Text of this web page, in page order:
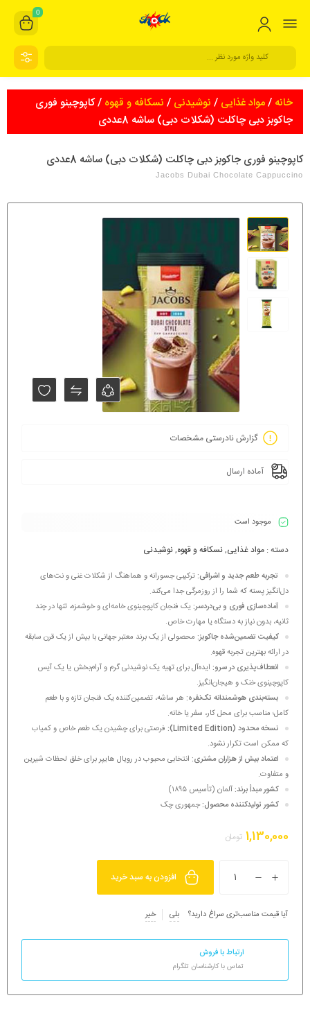
0
خانه /مواد غذایی / نوشیدنی / نسکافه و قهوه / کاپوچینو فوری
جاکوبز دبی چاکلت (شکلات دبی) ساشه 8عددی
کاپوچینو فوری جاکوبز دبی چاکلت (شکلات دبی) ساشه 8عددی
Jacobs Dubai Chocolate Cappuccino
گزارش نادرستی مشخصات
آماده ارسال
موجود است
دسته : مواد غذایی,نسکافه و قهوه,نوشیدنی
تجربه طعم جدید و اشرافی: ترکیبی جسورانه و هماهنگ ازشکلات غنی و نت‌های
دل‌انگیز پستهکه شما را از روزمرگی جدا می‌کند.
آماده‌سازی فوری و بی‌دردسر: یک فنجان کاپوچینوی خامه‌ای و خوشمزه، تنها در چند
ثانیه، بدون نیاز به دستگاه یا مهارت خاص.
کیفیت تضمین‌شده جاکوبز: محصولی از یک برند معتبر جهانی با بیش از یک قرن سابقه
در ارائهبهترین تجربه قهوه.
انعطاف‌پذیری در سرو: ایده‌آل برای تهیه یکنوشیدنی گرم و آرام‌بخش یا یک آیس
کاپوچینوی خنک و هیجان‌انگیز.
بسته‌بندی هوشمندانه تک‌نفره: هر ساشه، تضمین‌کننده یک فنجان تازه و با طعم
کامل؛ مناسب برای محل کار، سفر یا خانه.
نسخه محدود (Limited Edition):
فرصتی برای چشیدن یک طعم خاص و کمیاب
که ممکن است تکرار نشود.
اعتماد بیش از هزاران مشتری: انتخابی محبوب در رویال هایپر برای خلق لحظات شیرین
و متفاوت.
کشور مبدأ برند: آلمان (تأسیس ۱۸۹۵)
کشور تولیدکننده محصول:جمهوری چک
1,130,000 تومان
افزودن به سبد خرید
آیا قیمت مناسب‌تری سراغ دارید؟ بلی خیر
ارتباط با فروش
تماس با کارشناسان تلگرام